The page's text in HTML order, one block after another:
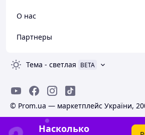
О нас
Партнеры
Тема - светлая BETA
© Prom.ua — маркетплейс України,
Насколько